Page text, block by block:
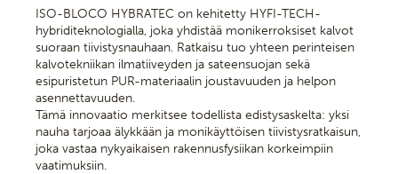
ISO-BLOCO HYBRATEC on kehitetty HYFI-TECH-
hybriditeknologialla, joka yhdistää monikerroksiset kalvot
suoraan tiivistysnauhaan. Ratkaisu tuo yhteen perinteisen
kalvotekniikan ilmatiiveyden ja sateensuojan sekä
esipuristetun PUR-materiaalin joustavuuden ja helpon
asennettavuuden.
Tämä innovaatio merkitsee todellista edistysaskelta: yksi
nauha tarjoaa älykkään ja monikäyttöisen tiivistysratkaisun,
joka vastaa nykyaikaisen rakennusfysiikan korkeimpiin
vaatimuksiin.